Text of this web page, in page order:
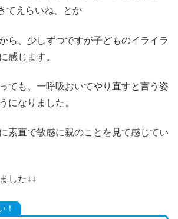
てえらいね、とか
ら、少しずつですが子どものイライラ
感じます。
ても、一呼吸おいてやり直すと言う姿
になりました。
素直で敏感に親のことを見て感じてい
した↓↓
！